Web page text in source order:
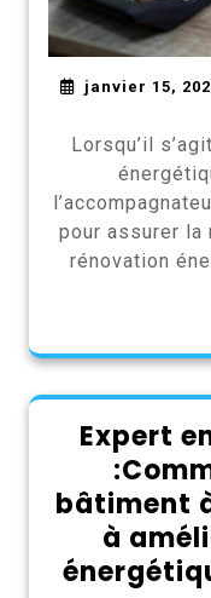
janvier 15,
Lorsqu’il
pour assurer la
rénovation
Expert
bâtiment
à